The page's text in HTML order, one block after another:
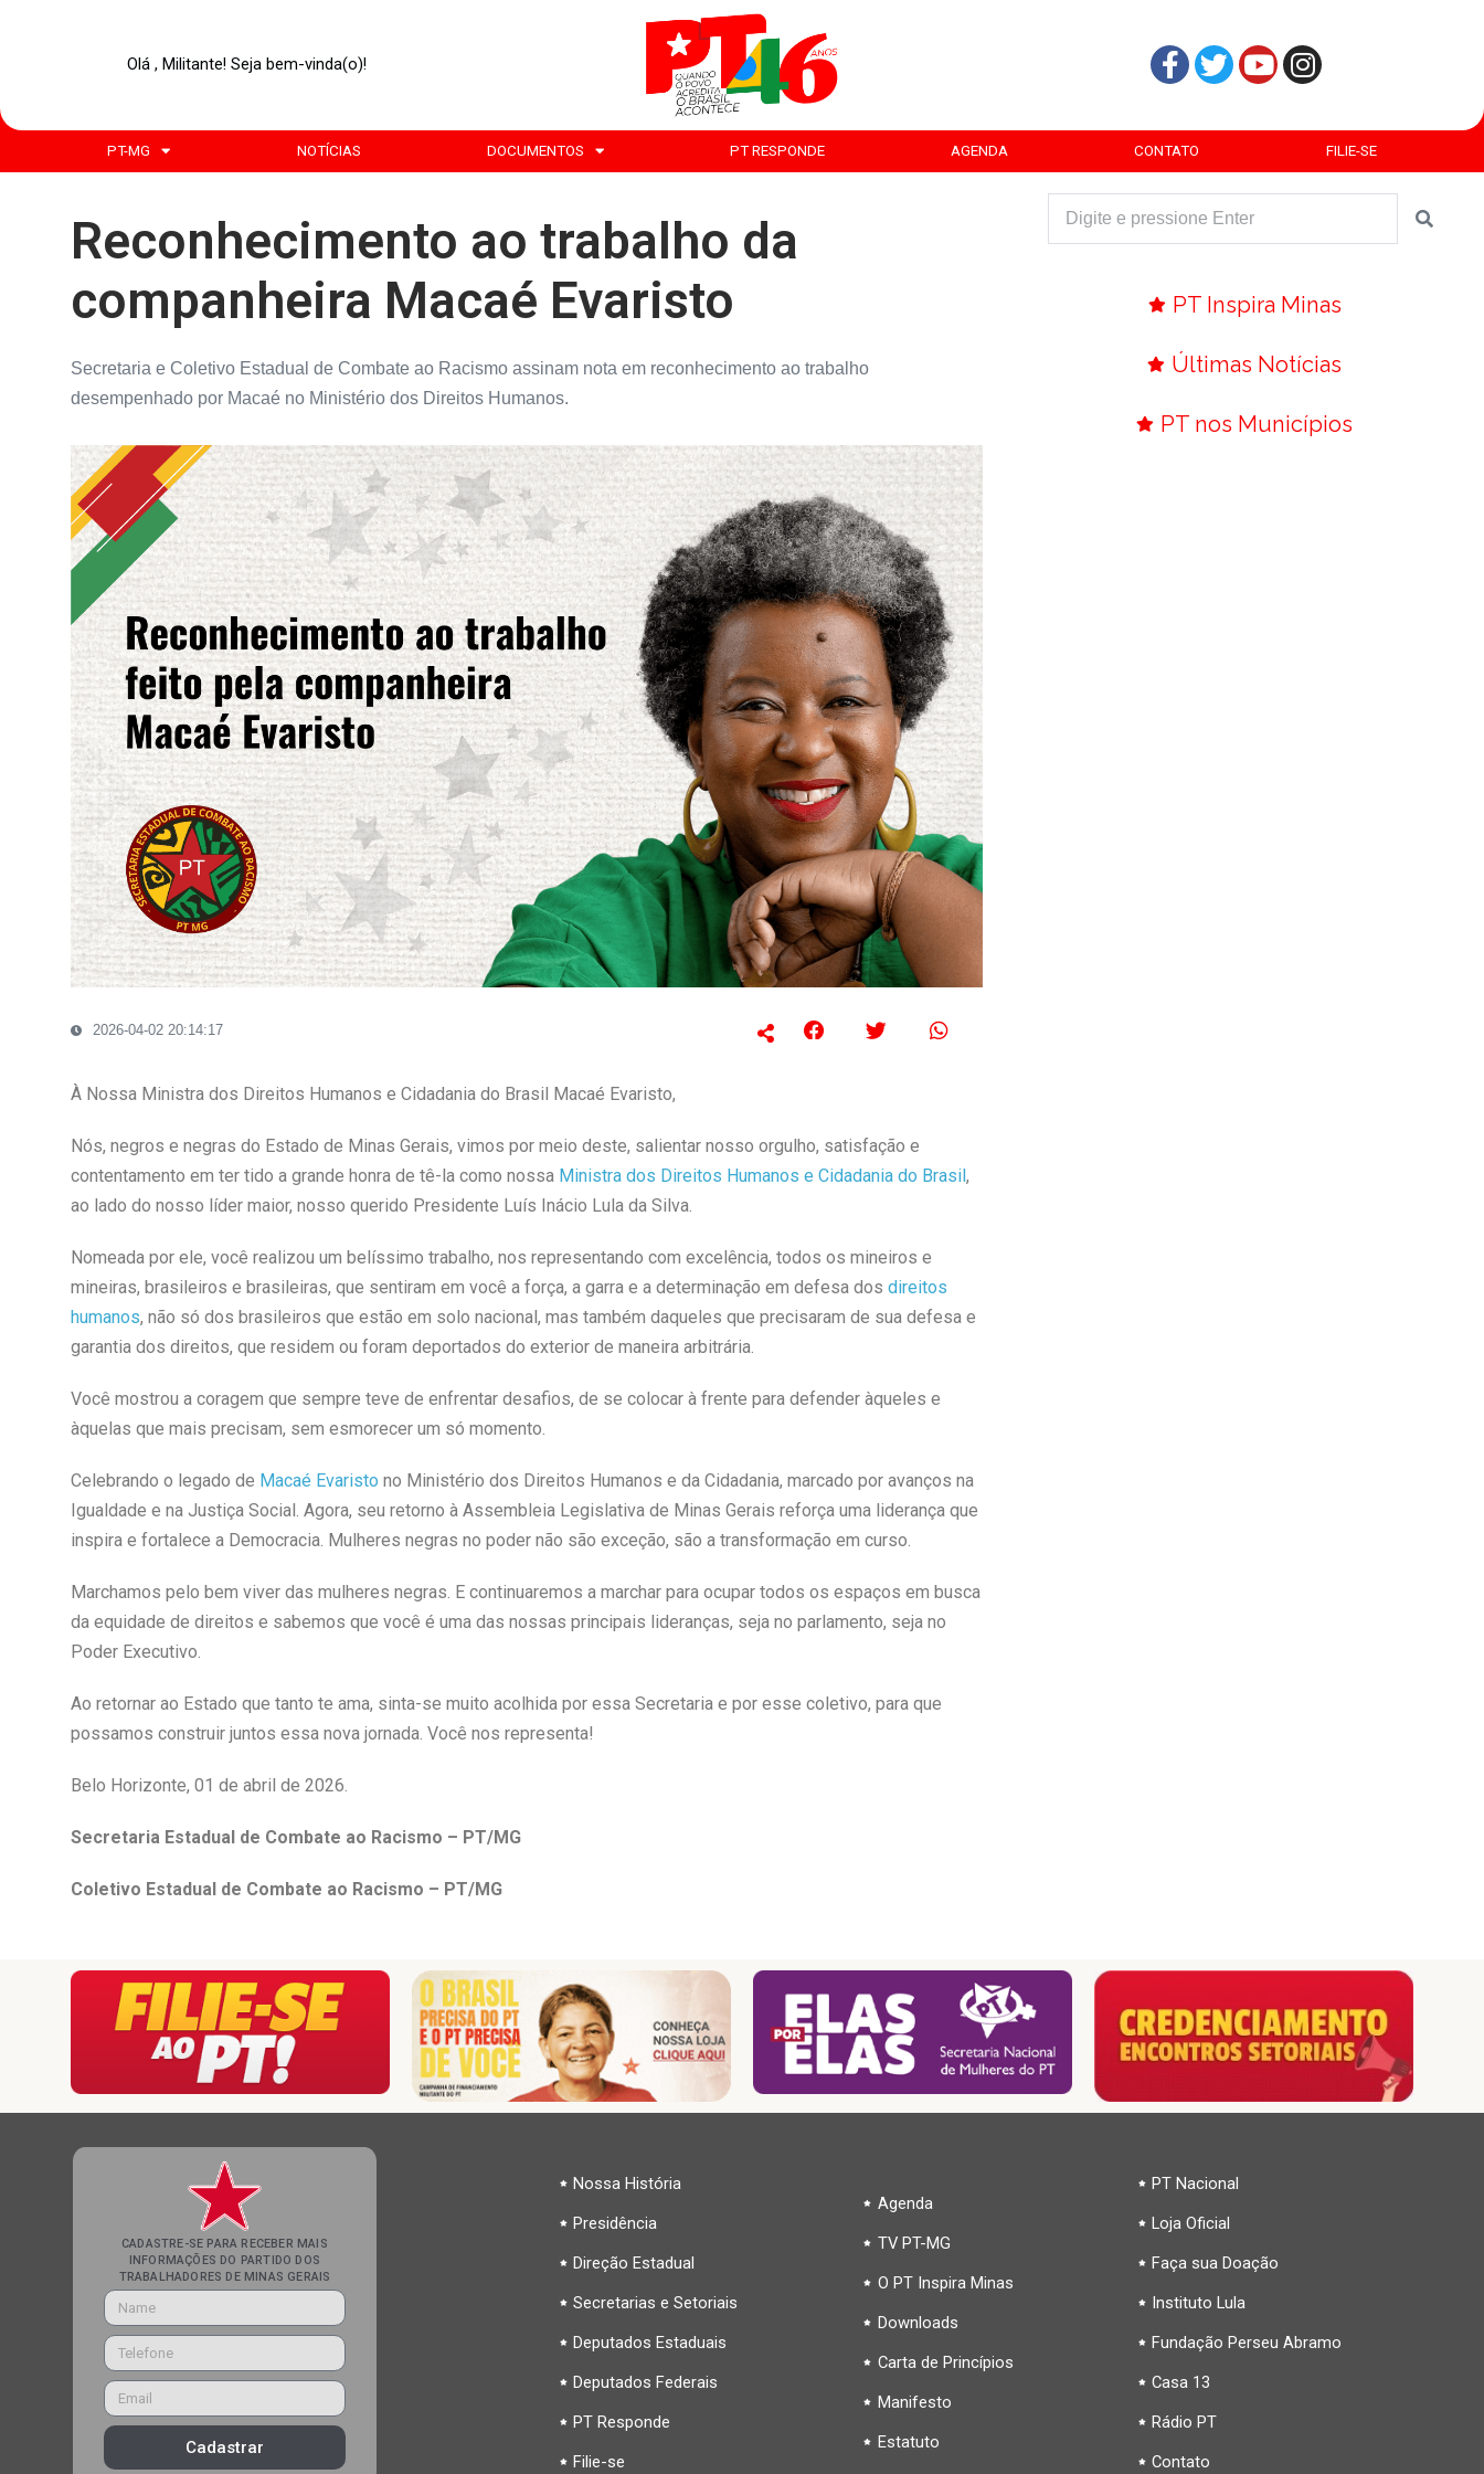
Olá , Militante! Seja bem-vinda(o)!
PT-MG NOTÍCIAS DOCUMENTOS PT RESPONDE AGENDA CONTATO FILIE-SE
Reconhecimento ao trabalho da
companheira Macaé Evaristo
Secretaria e Coletivo Estadual de Combate ao Racismo assinam nota em reconhecimento ao trabalho
desempenhado por Macaé no Ministério dos Direitos Humanos.
2026-04-02 20:14:17
À Nossa Ministra dos Direitos Humanos e Cidadania do Brasil Macaé Evaristo,
Nós, negros e negras do Estado de Minas Gerais, vimos por meio deste, salientar nosso orgulho, satisfação e
contentamento em ter tido a grande honra de tê-la como nossa Ministra dos Direitos Humanos e Cidadania do Brasil,
ao lado do nosso líder maior, nosso querido Presidente Luís Inácio Lula da Silva.
Nomeada por ele, você realizou um belíssimo trabalho, nos representando com excelência, todos os mineiros e
mineiras, brasileiros e brasileiras, que sentiram em você a força, a garra e a determinação em defesa dos direitos
humanos, não só dos brasileiros que estão em solo nacional, mas também daqueles que precisaram de sua defesa e
garantia dos direitos, que residem ou foram deportados do exterior de maneira arbitrária.
Você mostrou a coragem que sempre teve de enfrentar desafios, de se colocar à frente para defender àqueles e
àquelas que mais precisam, sem esmorecer um só momento.
Celebrando o legado de Macaé Evaristo no Ministério dos Direitos Humanos e da Cidadania, marcado por avanços na
Igualdade e na Justiça Social. Agora, seu retorno à Assembleia Legislativa de Minas Gerais reforça uma liderança que
inspira e fortalece a Democracia. Mulheres negras no poder não são exceção, são a transformação em curso.
Marchamos pelo bem viver das mulheres negras. E continuaremos a marchar para ocupar todos os espaços em busca
da equidade de direitos e sabemos que você é uma das nossas principais lideranças, seja no parlamento, seja no
Poder Executivo.
Ao retornar ao Estado que tanto te ama, sinta-se muito acolhida por essa Secretaria e por esse coletivo, para que
possamos construir juntos essa nova jornada. Você nos representa!
Belo Horizonte, 01 de abril de 2026.
Secretaria Estadual de Combate ao Racismo – PT/MG
Coletivo Estadual de Combate ao Racismo – PT/MG
PT Inspira Minas
Últimas Notícias
PT nos Municípios
CADASTRE-SE PARA RECEBER MAIS
INFORMAÇÕES DO PARTIDO DOS
TRABALHADORES DE MINAS GERAIS
Cadastrar
Nossa História
Presidência
Direção Estadual
Secretarias e Setoriais
Deputados Estaduais
Deputados Federais
PT Responde
Filie-se
Agenda
TV PT-MG
O PT Inspira Minas
Downloads
Carta de Princípios
Manifesto
Estatuto
PT Nacional
Loja Oficial
Faça sua Doação
Instituto Lula
Fundação Perseu Abramo
Casa 13
Rádio PT
Contato